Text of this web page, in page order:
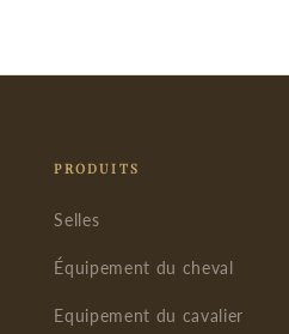
PRODUITS
Selles
Équipement du cheval
Equipement du cavalier